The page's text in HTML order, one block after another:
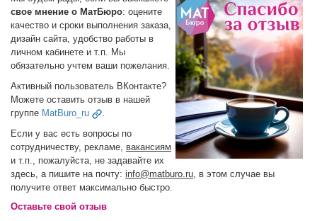
свое мнение о МатБюро: оцените
качество и сроки выполнения заказа,
дизайн сайта, удобство работы в
личном кабинете и т.п. Мы
обязательно учтем ваши пожелания.
Активный пользователь ВКонтакте?
Можете оставить отзыв в нашей
группе MatBuro_ru
.
Если у вас есть вопросы по
сотрудничеству, рекламе, вакансиям
и т.п., пожалуйста, не задавайте их
здесь, а пишите на почту: info@matburo.ru, в этом случае вы
получите ответ максимально быстро.
Оставьте свой отзыв